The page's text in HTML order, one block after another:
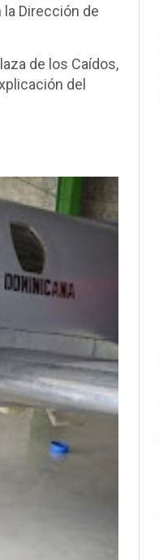
Dirección de
de los Caídos,
del